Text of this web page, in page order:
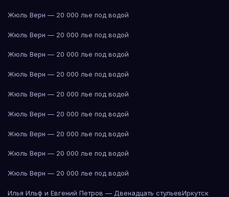
Жюль Верн — 20 000 лье под водой
Жюль Верн — 20 000 лье под водой
Жюль Верн — 20 000 лье под водой
Жюль Верн — 20 000 лье под водой
Жюль Верн — 20 000 лье под водой
Жюль Верн — 20 000 лье под водой
Жюль Верн — 20 000 лье под водой
Жюль Верн — 20 000 лье под водой
Жюль Верн — 20 000 лье под водой
Илья Ильф и Евгений Петров — Двенадцать стульевИркутск